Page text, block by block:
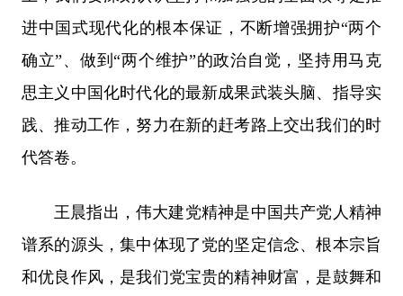
进中国式现代化的根本保证，不断增强拥护“两个
确立”、做到“两个维护”的政治自觉，坚持用马克
思主义中国化时代化的最新成果武装头脑、指导实
践、推动工作，努力在新的赶考路上交出我们的时
代答卷。
王晨指出，伟大建党精神是中国共产党人精神
谱系的源头，集中体现了党的坚定信念、根本宗旨
和优良作风，是我们党宝贵的精神财富，是鼓舞和